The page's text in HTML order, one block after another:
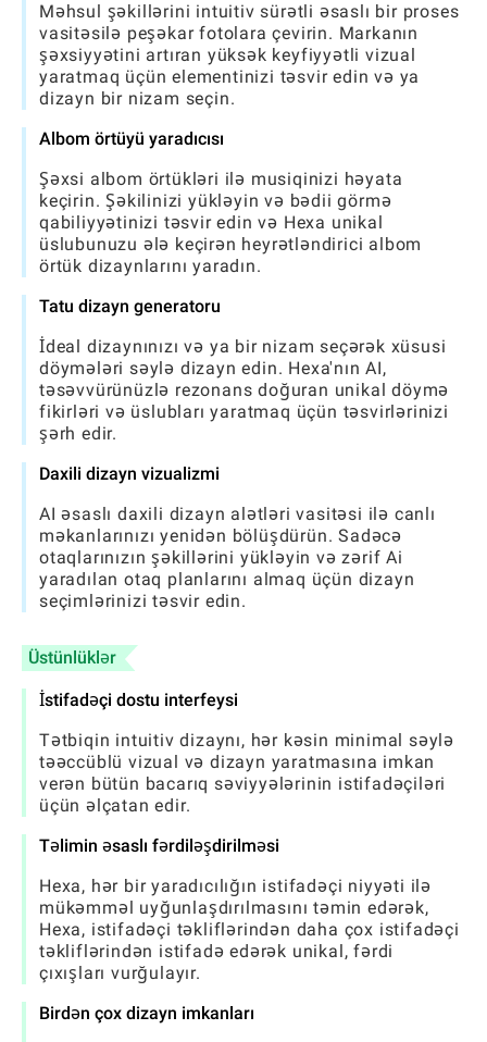
Məhsul şəkillərini intuitiv sürətli əsaslı bir proses
vasitəsilə peşəkar fotolara çevirin. Markanın
şəxsiyyətini artıran yüksək keyfiyyətli vizual
yaratmaq üçün elementinizi təsvir edin və ya
dizayn bir nizam seçin.
Albom örtüyü yaradıcısı
Şəxsi albom örtükləri ilə musiqinizi həyata
keçirin. Şəkilinizi yükləyin və bədii görmə
qabiliyyətinizi təsvir edin və Hexa unikal
üslubunuzu ələ keçirən heyrətləndirici albom
örtük dizaynlarını yaradın.
Tatu dizayn generatoru
İdeal dizaynınızı və ya bir nizam seçərək xüsusi
döymələri səylə dizayn edin. Hexa'nın AI,
təsəvvürünüzlə rezonans doğuran unikal döymə
fikirləri və üslubları yaratmaq üçün təsvirlərinizi
şərh edir.
Daxili dizayn vizualizmi
AI əsaslı daxili dizayn alətləri vasitəsi ilə canlı
məkanlarınızı yenidən bölüşdürün. Sadəcə
otaqlarınızın şəkillərini yükləyin və zərif Ai
yaradılan otaq planlarını almaq üçün dizayn
seçimlərinizi təsvir edin.
Üstünlüklər
İstifadəçi dostu interfeysi
Tətbiqin intuitiv dizaynı, hər kəsin minimal səylə
təəccüblü vizual və dizayn yaratmasına imkan
verən bütün bacarıq səviyyələrinin istifadəçiləri
üçün əlçatan edir.
Təlimin əsaslı fərdiləşdirilməsi
Hexa, hər bir yaradıcılığın istifadəçi niyyəti ilə
mükəmməl uyğunlaşdırılmasını təmin edərək,
Hexa, istifadəçi təkliflərindən daha çox istifadəçi
təkliflərindən istifadə edərək unikal, fərdi
çıxışları vurğulayır.
Birdən çox dizayn imkanları